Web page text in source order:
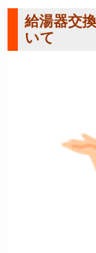
給湯器交
いて